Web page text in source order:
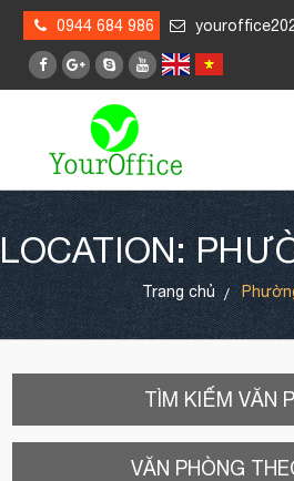
0944 684 986
LOCATION:
Trang chủ
TÌM KIẾM VĂN
VĂN PHÒNG